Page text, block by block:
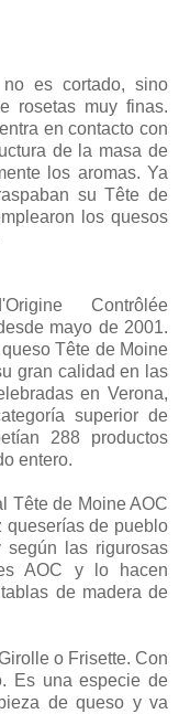
es cortado, sino
rosetas muy finas.
en contacto con
de la masa de
los aromas. Ya
su Tête de
los quesos
Contrôlée
mayo de 2001.
Tête de Moine
gran calidad en las
en Verona,
superior de
288 productos
entero.
Tête de Moine AOC
queserías de pueblo
las rigurosas
AOC y lo hacen
de madera de
o Frisette. Con
Es una especie de
de queso y va